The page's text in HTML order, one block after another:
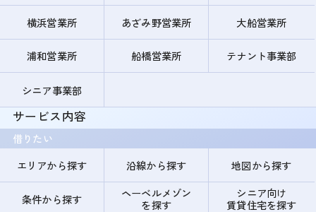
横浜営業所 あざみ野営業所 大船営業所
浦和営業所 船橋営業所 テナント事業部
シニア事業部
サービス内容
借りたい
エリアから探す
沿線から探す 地図から探す
条件から探す
ヘーベルメゾン
を探す
シニア向け
賃貸住宅を探す